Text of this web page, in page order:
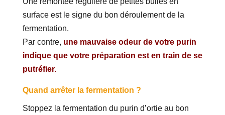
surface est le signe du bon déroulement de la
fermentation.
Par contre, une mauvaise odeur de votre purin
indique que votre préparation est en train de se
putréfier.
Quand arrêter la fermentation ?
Stoppez la fermentation du purin d’ortie au bon